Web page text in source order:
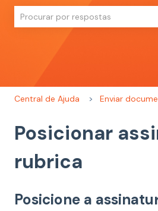
Central de Ajuda Enviar
Posicionar
rubrica
Posicione a